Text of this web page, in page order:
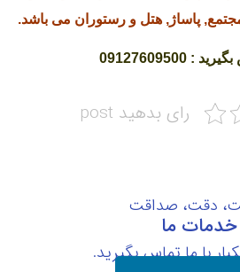
پاساژ, هتل و رستوران می باشد.
09127609500
رای بدهید post
دقت، صداقت
خدمات ما
با ما تماس بگیرید.